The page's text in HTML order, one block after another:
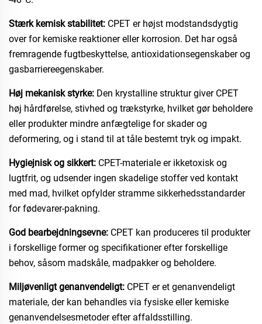
Stærk kemisk stabilitet: CPET er højst modstandsdygtig
over for kemiske reaktioner eller korrosion. Det har også
fremragende fugtbeskyttelse, antioxidationsegenskaber og
gasbarriereegenskaber.
Høj mekanisk styrke: Den krystalline struktur giver CPET
høj hårdførelse, stivhed og trækstyrke, hvilket gør beholdere
eller produkter mindre anfægtelige for skader og
deformering, og i stand til at tåle bestemt tryk og impakt.
Hygiejnisk og sikkert: CPET-materiale er ikketoxisk og
lugtfrit, og udsender ingen skadelige stoffer ved kontakt
med mad, hvilket opfylder stramme sikkerhedsstandarder
for fødevarer-pakning.
God bearbejdningsevne: CPET kan produceres til produkter
i forskellige former og specifikationer efter forskellige
behov, såsom madskåle, madpakker og beholdere.
Miljøvenligt genanvendeligt: CPET er et genanvendeligt
materiale, der kan behandles via fysiske eller kemiske
genanvendelsesmetoder efter affaldsstilling.